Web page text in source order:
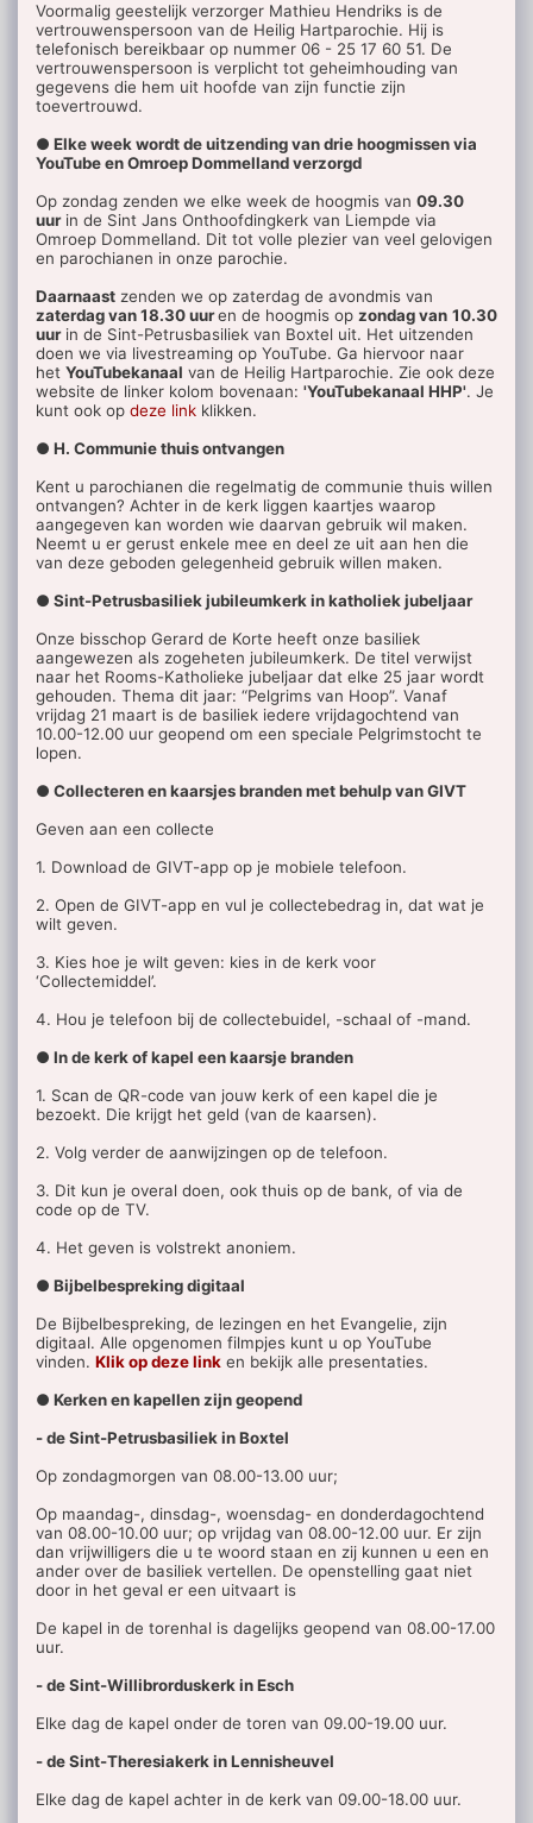
Voormalig geestelijk verzorger Mathieu Hendriks is de
vertrouwenspersoon van de Heilig Hartparochie. Hij is
telefonisch bereikbaar op nummer 06 - 25 17 60 51. De
vertrouwenspersoon is verplicht tot geheimhouding van
gegevens die hem uit hoofde van zijn functie zijn
toevertrouwd.
● Elke week wordt de uitzending van drie hoogmissen via
YouTube en Omroep Dommelland verzorgd
Op zondag zenden we elke week de hoogmis van 09.30
uurin de Sint Jans Onthoofdingkerk van Liempde via
Omroep Dommelland. Dit tot volle plezier van veel gelovigen
en parochianen in onze parochie.
Daarnaast zenden we op zaterdag de avondmis van
zaterdag van 18.30 uuren de hoogmis op zondag van 10.30
uurin de Sint-Petrusbasiliek van Boxtel uit. Het uitzenden
doen we via livestreaming op YouTube. Ga hiervoor naar
het YouTubekanaal van de Heilig Hartparochie. Zie ook deze
website de linker kolom bovenaan: 'YouTubekanaal HHP'. Je
kunt ook op deze link klikken.
● H. Communie thuis ontvangen
Kent u parochianen die regelmatig de communie thuis willen
ontvangen? Achter in de kerk liggen kaartjes waarop
aangegeven kan worden wie daarvan gebruik wil maken.
Neemt u er gerust enkele mee en deel ze uit aan hen die
van deze geboden gelegenheid gebruik willen maken.
● Sint-Petrusbasiliek jubileumkerk in katholiek jubeljaar
Onze bisschop Gerard de Korte heeft onze basiliek
aangewezen als zogeheten jubileumkerk. De titel verwijst
naar het Rooms-Katholieke jubeljaar dat elke 25 jaar wordt
gehouden. Thema dit jaar: “Pelgrims van Hoop”. Vanaf
vrijdag 21 maart is de basiliek iedere vrijdagochtend van
10.00-12.00 uur geopend om een speciale Pelgrimstocht te
lopen.
● Collecteren en kaarsjes branden met behulp van GIVT
Geven aan een collecte
1. Download de GIVT-app op je mobiele telefoon.
2. Open de GIVT-app en vul je collectebedrag in, dat wat je
wilt geven.
3. Kies hoe je wilt geven: kies in de kerk voor
‘Collectemiddel’.
4. Hou je telefoon bij de collectebuidel, -schaal of -mand.
● In de kerk of kapel een kaarsje branden
1. Scan de QR-code van jouw kerk of een kapel die je
bezoekt. Die krijgt het geld (van de kaarsen).
2. Volg verder de aanwijzingen op de telefoon.
3. Dit kun je overal doen, ook thuis op de bank, of via de
code op de TV.
4. Het geven is volstrekt anoniem.
● Bijbelbespreking digitaal
De Bijbelbespreking, de lezingen en het Evangelie, zijn
digitaal. Alle opgenomen filmpjes kunt u op YouTube
vinden. Klik op deze link en bekijk alle presentaties.
● Kerken en kapellen zijn geopend
- de Sint-Petrusbasiliek in Boxtel
Op zondagmorgen van 08.00-13.00 uur;
Op maandag-, dinsdag-, woensdag- en donderdagochtend
van 08.00-10.00 uur; op vrijdag van 08.00-12.00 uur. Er zijn
dan vrijwilligers die u te woord staan en zij kunnen u een en
ander over de basiliek vertellen. De openstelling gaat niet
door in het geval er een uitvaart is
De kapel in de torenhal is dagelijks geopend van 08.00-17.00
uur.
- de Sint-Willibrorduskerk in Esch
Elke dag de kapel onder de toren van 09.00-19.00 uur.
- de Sint-Theresiakerk in Lennisheuvel
Elke dag de kapel achter in de kerk van 09.00-18.00 uur.